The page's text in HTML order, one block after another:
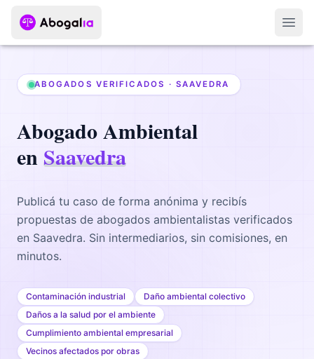
ABOGADOS VERIFICADOS · SAAVEDRA
AbogadoAmbiental
enSaavedra
Publicá tu caso de forma anónima y recibís
propuestas de abogados ambientalistas verificados
en Saavedra. Sin intermediarios, sin comisiones, en
minutos.
Contaminación industrial
Daño ambiental colectivo
Daños a la salud por el ambiente
Cumplimiento ambiental empresarial
Vecinos afectados por obras